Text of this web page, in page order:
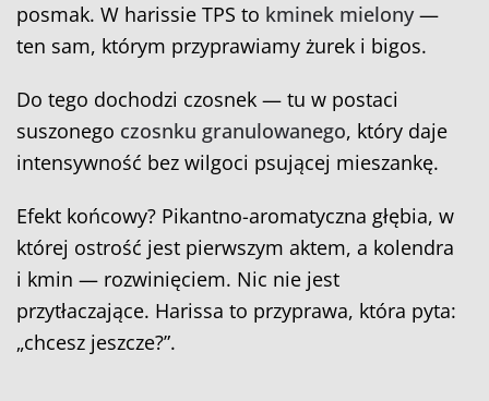
posmak. W harissie TPS to kminek mielony—
ten sam, którym przyprawiamy żurek i bigos.
Do tego dochodzi czosnek — tu w postaci
suszonego czosnku granulowanego, który daje
intensywność bez wilgoci psującej mieszankę.
Efekt końcowy? Pikantno-aromatyczna głębia, w
której ostrość jest pierwszym aktem, a kolendra
i kmin — rozwinięciem. Nic nie jest
przytłaczające. Harissa to przyprawa, która pyta:
„chcesz jeszcze?”.